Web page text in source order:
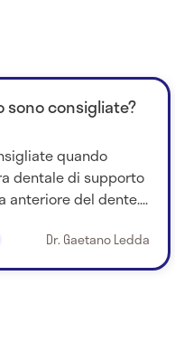
sono consigliate?
quando
dentale di supporto
anteriore del dente....
Dr. Gaetano Ledda